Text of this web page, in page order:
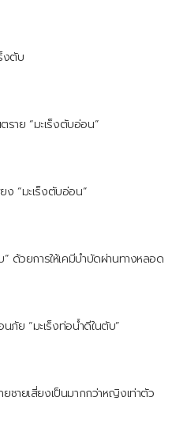
งตับ
ย “มะเร็งตับอ่อน”
“มะเร็งตับอ่อน”
” ด้วยการให้เคมีบำบัดผ่านทางหลอด
ย “มะเร็งท่อน้ำดีในตับ”
ชายเสี่ยงเป็นมากกว่าหญิงเท่าตัว